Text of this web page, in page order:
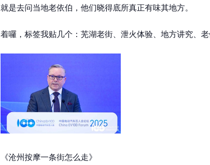
就是去问当地老依伯，他们晓得底所真正有味其地方。
着囉，标签我贴几个：芜湖老街、泄火体验、地方讲究、老
《沧州按摩一条街怎么走》